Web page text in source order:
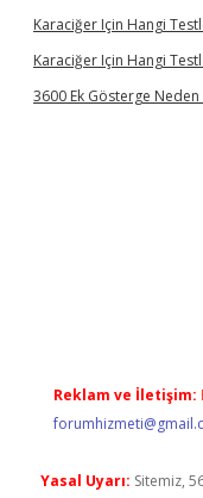
Karaciğer Için Hangi
Karaciğer Için Hangi
3600 Ek Gösterge Neden
Reklam ve İletişim:
Yasal Uyarı: Sitemiz,